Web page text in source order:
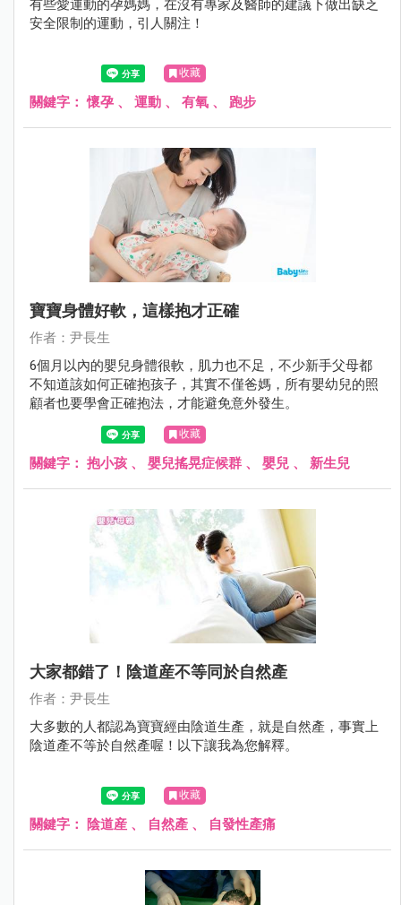
有些愛運動的孕媽媽，在沒有專家及醫師的建議下做出缺乏
安全限制的運動，引人關注！
收藏
關鍵字：懷孕 、 運動 、 有氧 、 跑步
寶寶身體好軟，這樣抱才正確
作者：尹長生
6個月以內的嬰兒身體很軟，肌力也不足，不少新手父母都
不知道該如何正確抱孩子，其實不僅爸媽，所有嬰幼兒的照
顧者也要學會正確抱法，才能避免意外發生。
收藏
關鍵字： 抱小孩 、 嬰兒搖晃症候群 、 嬰兒 、 新生兒
大家都錯了！陰道産不等同於自然產
作者：尹長生
大多數的人都認為寶寶經由陰道生產，就是自然產，事實上
陰道產不等於自然產喔！以下讓我為您解釋。
收藏
關鍵字： 陰道産 、 自然產 、 自發性產痛